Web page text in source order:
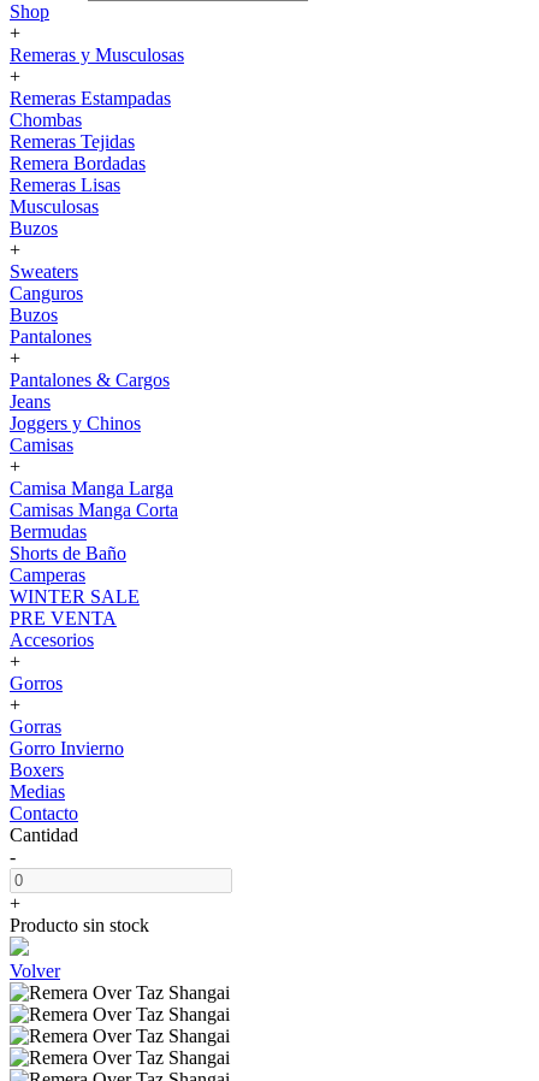
Shop
+
Remeras y Musculosas
+
Remeras Estampadas
Chombas
Remeras Tejidas
Remera Bordadas
Remeras Lisas
Musculosas
Buzos
+
Sweaters
Canguros
Buzos
Pantalones
+
Pantalones & Cargos
Jeans
Joggers y Chinos
Camisas
+
Camisa Manga Larga
Camisas Manga Corta
Bermudas
Shorts de Baño
Camperas
WINTER SALE
PRE VENTA
Accesorios
+
Gorros
+
Gorras
Gorro Invierno
Boxers
Medias
Contacto
Cantidad
-
+
Producto sin stock
Volver